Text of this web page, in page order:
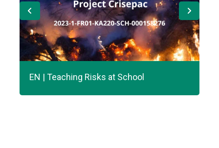
EN | Teaching Risks at School